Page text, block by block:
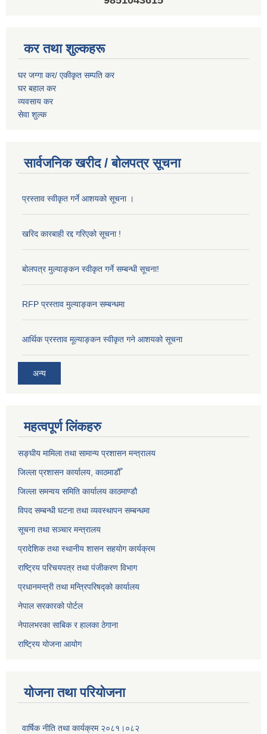
कर तथा शुल्कहरू
घर जग्गा कर/ एकीकृत सम्पति कर
घर बहाल कर
व्यवसाय कर
सेवा शुल्क
सार्वजनिक खरीद / बोलपत्र सूचना
प्रस्ताव स्वीकृत गर्ने आशयको सूचना ।
खरिद कारबाही रद्द गरिएको सूचना !
बोलपत्र मुल्याङ्कन स्वीकृत गर्ने सम्बन्धी सूचना!
RFP प्रस्ताव मुल्याङ्कन सम्बन्धमा
आर्थिक प्रस्ताव मूल्याङ्कन स्वीकृत गने आशयको सूचना
अन्य
महत्वपूर्ण लिंकहरु
सङ्‍घीय मामिला तथा सामान्य प्रशासन मन्त्रालय
जिल्ला प्रशासन कार्यालय, काठमाडौँ
जिल्ला समन्वय समिति कार्यालय काठमाण्ड‌ौ
विपद सम्बन्धी घटना तथा व्यवस्थापन सम्बन्धमा
सूचना तथा सञ्चार मन्त्रालय
प्रादेशिक तथा स्थानीय शासन सहयोग कार्यक्रम
राष्ट्रिय परिचयपत्र तथा पंजीकरण विभाग
प्रधानमन्त्री तथा मन्त्रिपरिषद्को कार्यालय
नेपाल सरकारको पोर्टल
नेपालभरका साबिक र हालका ठेगाना
राष्ट्रिय योजना आयोग
योजना तथा परियोजना
वार्षिक नीति तथा कार्यक्रम २०८१।०८२